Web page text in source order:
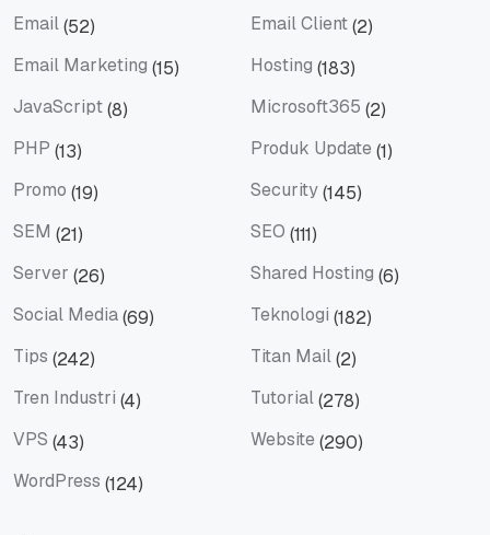
Email(52) Email Client(2)
Email Marketing (15) Hosting (183)
JavaScript(8) Microsoft365 (2)
PHP (13) Produk Update (1)
Promo (19) Security(145)
SEM (21) SEO (111)
Server (26) Shared Hosting (6)
Social Media(69) Teknologi (182)
Tips (242) Titan Mail(2)
Tren Industri (4) Tutorial(278)
VPS (43) Website (290)
WordPress (124)